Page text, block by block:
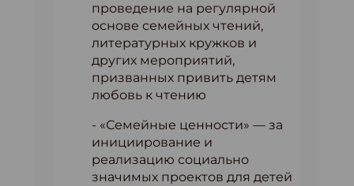
проведение на регулярной
основе семейных чтений,
литературных кружков и
других мероприятий,
призванных привить детям
любовь к чтению
- «Семейные ценности» — за
инициирование и
реализацию социально
значимых проектов для детей